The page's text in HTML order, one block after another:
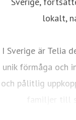
lokalt,
I Sverige är Telia
unik förmåga och
och pålitlig
familjer till